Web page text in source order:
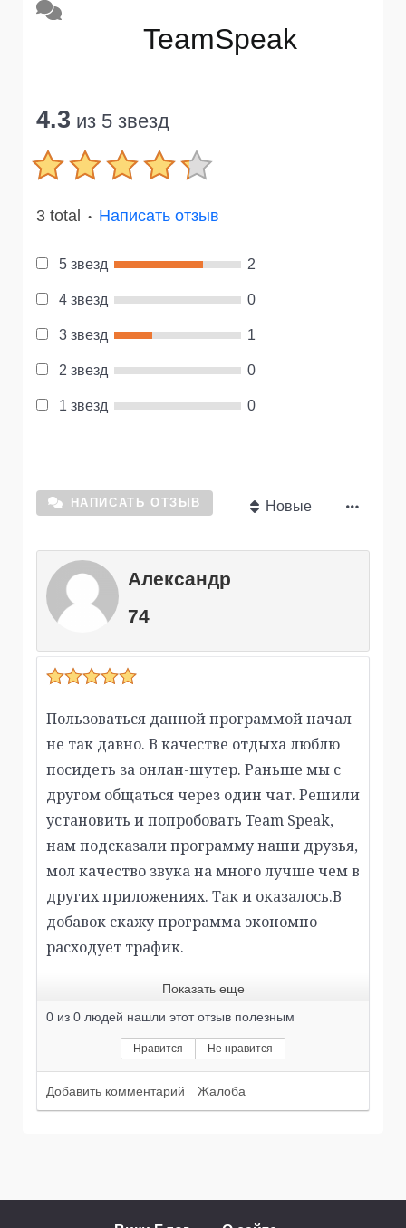
TeamSpeak
4.3 из 5 звезд
3 total ● Написать отзыв
5 звезд 2
4 звезд 0
3 звезд 1
2 звезд 0
1 звезд 0
НАПИСАТЬ ОТЗЫВ Новые
Александр
74
Пользоваться данной программой начал
не так давно. В качестве отдыха люблю
посидеть за онлан-шутер. Раньше мы с
другом общаться через один чат. Решили
установить и попробовать Team Speak,
нам подсказали программу наши друзья,
мол качество звука на много лучше чем в
других приложениях. Так и оказалось.В
добавок скажу программа экономно
расходует трафик.
Показать еще
0 из 0 людей нашли этот отзыв полезным
Нравится Не нравится
Добавить комментарий Жалоба